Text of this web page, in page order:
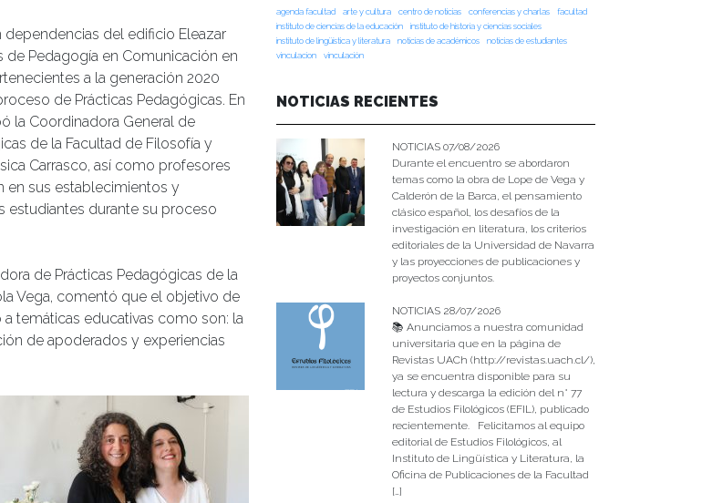
dependencias del edificio Eleazar
de Pedagogía en Comunicación en
a la generación 2020
de Prácticas Pedagógicas. En
la Coordinadora General de
de la Facultad de Filosofía y
Carrasco, así como profesores
en sus establecimientos y
estudiantes durante su proceso
de Prácticas Pedagógicas de la
Vega, comentó que el objetivo de
temáticas educativas como son: la
de apoderados y experiencias
agenda facultad arte y cultura centro de noticias conferencias y charlas
facultad
instituto de ciencias de la educación
instituto de historia y ciencias sociales
instituto de lingüística y literatura
noticias de académicos
noticias de estudiantes
vinculacion
vinculación
NOTICIAS RECIENTES
NOTICIAS 07/08/2026
Durante el encuentro se abordaron
temas como la obra de Lope de Vega y
Calderón de la Barca, el pensamiento
clásico español, los desafíos de la
investigación en literatura, los criterios
editoriales de la Universidad de Navarra
y las proyecciones de publicaciones y
proyectos conjuntos.
NOTICIAS 28/07/2026
📚 Anunciamos a nuestra comunidad
universitaria que en la página de
Revistas UACh (http://revistas.uach.cl/),
ya se encuentra disponible para su
lectura y descarga la edición del n° 77
de Estudios Filológicos (EFIL), publicado
recientemente. Felicitamos al equipo
editorial de Estudios Filológicos, al
Instituto de Lingüística y Literatura, la
Oficina de Publicaciones de la Facultad
[…]